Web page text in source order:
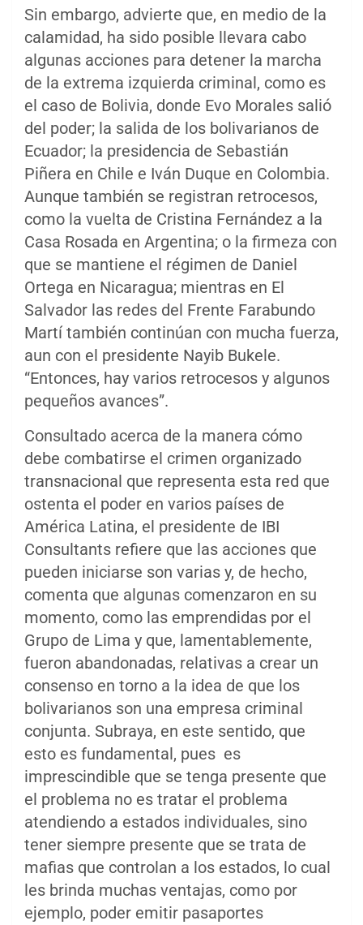
Sin embargo, advierte que, en medio de la
calamidad, ha sido posible llevara cabo
algunas acciones para detener la marcha
de la extrema izquierda criminal, como es
el caso de Bolivia, donde Evo Morales salió
del poder; la salida de los bolivarianos de
Ecuador; la presidencia de Sebastián
Piñera en Chile e Iván Duque en Colombia.
Aunque también se registran retrocesos,
como la vuelta de Cristina Fernández a la
Casa Rosada en Argentina; o la firmeza con
que se mantiene el régimen de Daniel
Ortega en Nicaragua; mientras en El
Salvador las redes del Frente Farabundo
Martí también continúan con mucha fuerza,
aun con el presidente Nayib Bukele.
“Entonces, hay varios retrocesos y algunos
pequeños avances”.
Consultado acerca de la manera cómo
debe combatirse el crimen organizado
transnacional que representa esta red que
ostenta el poder en varios países de
América Latina, el presidente de IBI
Consultants refiere que las acciones que
pueden iniciarse son varias y, de hecho,
comenta que algunas comenzaron en su
momento, como las emprendidas por el
Grupo de Lima y que, lamentablemente,
fueron abandonadas, relativas a crear un
consenso en torno a la idea de que los
bolivarianos son una empresa criminal
conjunta. Subraya, en este sentido, que
esto es fundamental, pues es
imprescindible que se tenga presente que
el problema no es tratar el problema
atendiendo a estados individuales, sino
tener siempre presente que se trata de
mafias que controlan a los estados, lo cual
les brinda muchas ventajas, como por
ejemplo, poder emitir pasaportes